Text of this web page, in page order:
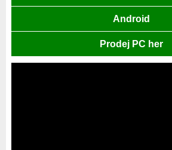
Android
Prodej PC her